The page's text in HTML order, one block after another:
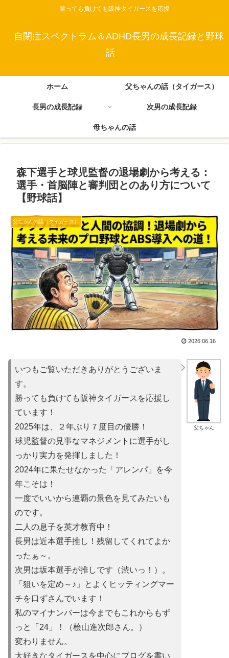
勝っても負けても阪神タイガースを応援
自閉症スペクトラム＆ADHD長男の成長記録と野球
話
ホーム 父ちゃんの話（タイガース）
長男の成長記録 次男の成長記録
母ちゃんの話
森下選手と球児監督の退場劇から考える：
選手・首脳陣と審判団とのあり方について
【野球話】
父ちゃんの話（タイガース）
2026.06.16
父ちゃん
いつもご覧いただきありがとうございま
す。
勝っても負けても阪神タイガースを応援し
ています！
2025年は、２年ぶり７度目の優勝！
球児監督の見事なマネジメントに選手がし
っかり実力を発揮しました！
2024年に果たせなかった「アレンパ」を今
年こそは！
一度でいいから連覇の景色を見てみたいも
のです。
二人の息子を英才教育中！
長男は近本選手推し！残留してくれてよか
ったぁ～。
次男は坂本選手が推しです（渋いっ！）。
「狙いを定め～♪」とよくヒッティングマー
チを口ずさんでいます！
私のマイナンバーは今までもこれからもず
っと「24」！（桧山進次郎さん。）
変わりません。
大好きなタイガースを中心にブログを書い